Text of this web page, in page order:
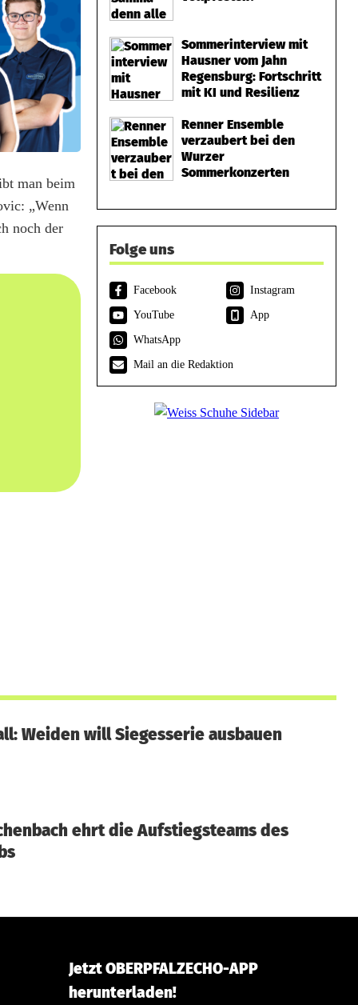
man beim
„Wenn
noch der
Sommerinterview mit
Hausner vom Jahn
Regensburg: Fortschritt
mit KI und Resilienz
Renner Ensemble
verzaubert bei den
Wurzer
Sommerkonzerten
Folge uns
Facebook
Instagram
YouTube
App
WhatsApp
Mail an die Redaktion
Weiden will Siegesserie ausbauen
ehrt die Aufstiegsteams des
Jetzt OBERPFALZECHO-APP
herunterladen!